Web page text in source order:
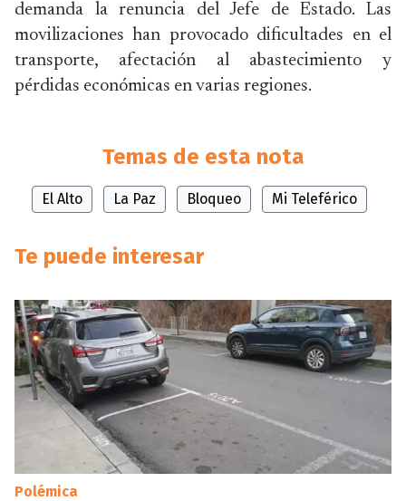
demanda la renuncia del Jefe de Estado. Las
movilizaciones han provocado dificultades en el
transporte, afectación al abastecimiento y
pérdidas económicas en varias regiones.
Temas de esta nota
El Alto La Paz Bloqueo Mi Teleférico
Te puede interesar
Polémica